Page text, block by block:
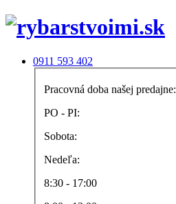
0911 593 402
Pracovná doba našej predajne:
PO - PI:
Sobota:
Nedeľa:
8:30 - 17:00